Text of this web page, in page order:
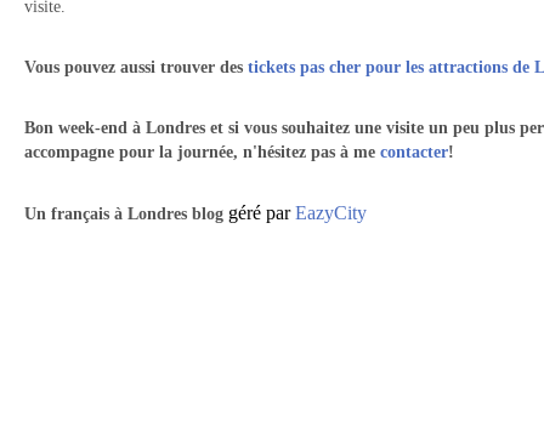
visite.
Vous pouvez aussi trouver des tickets pas cher pour les attractions de
Bon week-end à Londres et si vous souhaitez une visite un peu plus
accompagne pour la journée, n'hésitez pas à me contacter!
Un français à Londres blog géré parEazyCity